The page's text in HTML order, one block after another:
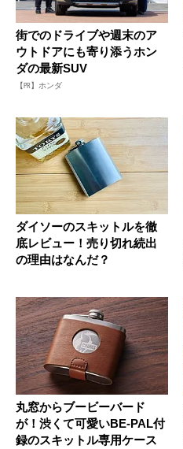
街でのドライブや週末のア
ウトドアにも寄り添うホン
ダの最新SUV
【PR】ホンダ
ダイソーのスキットルを徹
底レビュー！売り切れ続出
の理由はなんだ？
丸窓からブービーバード
が！渋くて可愛いBE-PAL付
録のスキットル専用ケース